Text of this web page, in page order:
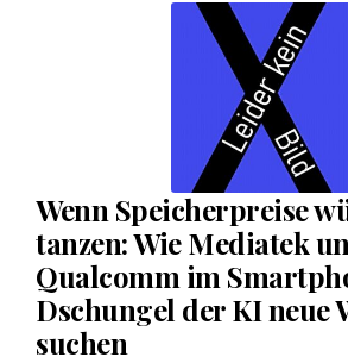
Wenn Speicherpreise
tanzen: Wie Mediatek
Qualcomm im
Dschungel der KI neue
suchen